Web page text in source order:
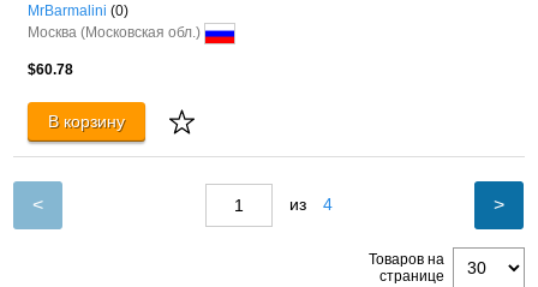
MrBarmalini (0)
Москва (Московская обл.)
$60.78
В корзину
< из 4 >
Товаров на
странице